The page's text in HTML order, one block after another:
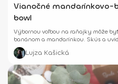
Vianočné mandarínkovo-
bowl
Výbornou voľbou na raňajky môže
banánom a mandarínkou. Skús a
Lujza Kašická